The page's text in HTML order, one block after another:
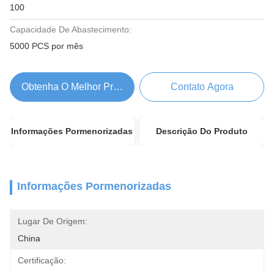
100
Capacidade De Abastecimento:
5000 PCS por mês
Obtenha O Melhor Preço Contato Agora
Informações Pormenorizadas Descrição Do Produto
Informações Pormenorizadas
Lugar De Origem:
China
Certificação: